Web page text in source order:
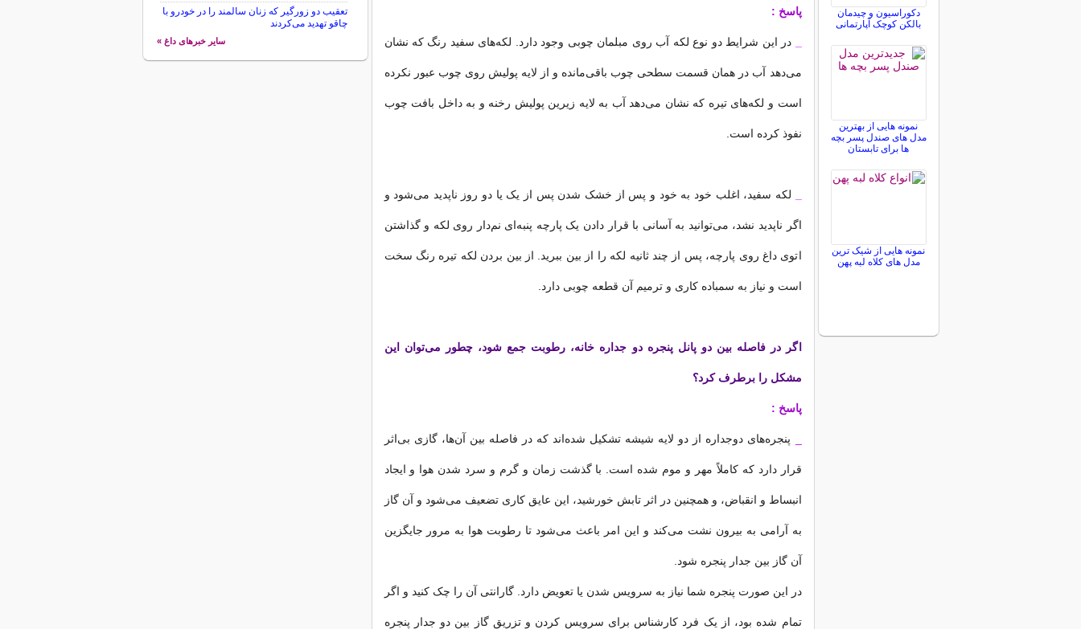
پاسخ :
در این شرایط دو نوع لکه آب روی مبلمان چوبی وجود دارد. لکه‌های سفید رنگ که نشان
می‌دهد آب در همان قسمت سطحی چوب باقی‌مانده و از لایه پولیش روی چوب عبور نکرده
است و لکه‌های تیره که نشان می‌دهد آب به لایه زیرین پولیش رخنه و به داخل بافت چوب
نفوذ کرده است.
لکه سفید، اغلب خود به خود و پس از خشک شدن پس از یک یا دو روز ناپدید می‌شود و
اگر ناپدید نشد، می‌توانید به آسانی با قرار دادن یک پارچه پنبه‌ای نم‌دار روی لکه و گذاشتن
اتوی داغ روی پارچه، پس از چند ثانیه لکه را از بین ببرید. از بین بردن لکه تیره رنگ سخت
است و نیاز به سمباده کاری و ترمیم آن قطعه چوبی دارد.
اگر در فاصله بین دو پانل پنجره دو جداره خانه، رطوبت جمع شود، چطور می‌توان این
مشکل را برطرف کرد؟
پاسخ :
پنجره‌های دوجداره از دو لایه شیشه تشکیل شده‌اند که در فاصله بین آن‌ها، گازی بی‌اثر
قرار دارد که کاملاً مهر و موم شده است. با گذشت زمان و گرم و سرد شدن هوا و ایجاد
انبساط و انقباض، و همچنین در اثر تابش خورشید، این عایق کاری تضعیف می‌شود و آن گاز
به آرامی به بیرون نشت می‌کند و این امر باعث می‌شود تا رطوبت هوا به مرور جایگزین
آن گاز بین جدار پنجره شود.
در این صورت پنجره شما نیاز به سرویس شدن یا تعویض دارد. گارانتی آن را چک کنید و اگر
تمام شده بود، از یک فرد کارشناس برای سرویس کردن و تزریق گاز بین دو جدار پنجره
دکوراسیون و چیدمان
بالکن کوچک آپارتمانی
نمونه هایی از بهترین
مدل های صندل پسر بچه
ها برای تابستان
نمونه هایی از شیک ترین
مدل های کلاه لبه پهن
تعقیب دو زورگیر که زنان سالمند را در خودرو با
چاقو تهدید می‌کردند
سایر خبرهای داغ »